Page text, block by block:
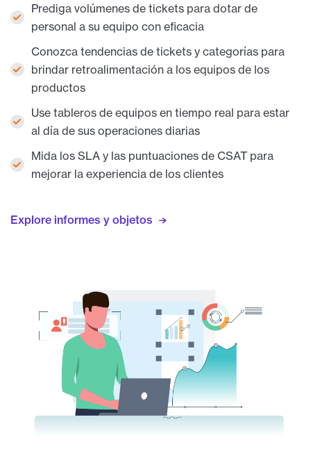
Prediga volúmenes de tickets para dotar de
personal a su equipo con eficacia
Conozca tendencias de tickets y categorías para
brindar retroalimentación a los equipos de los
productos
Use tableros de equipos en tiempo real para estar
al día de sus operaciones diarias
Mida los SLA y las puntuaciones de CSAT para
mejorar la experiencia de los clientes
Explore informes y objetos